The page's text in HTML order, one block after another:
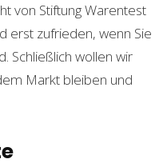
von Stiftung Warentest
erst zufrieden, wenn Sie
Schließlich wollen wir
Markt bleiben und